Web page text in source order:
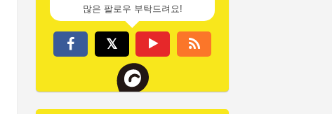
많은 팔로우 부탁드려요!